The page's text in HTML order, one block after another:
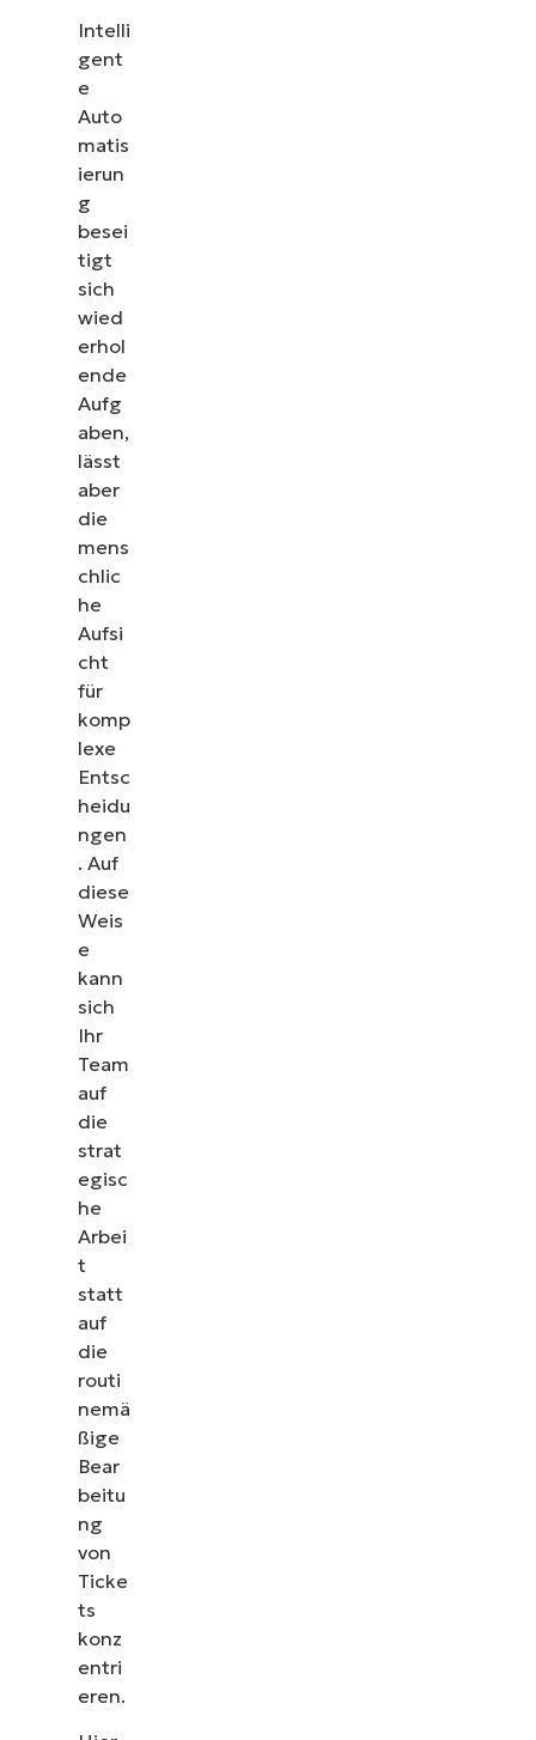
Intelli
gent
e
Auto
matis
ierun
g
besei
tigt
sich
wied
erhol
ende
Aufg
aben,
lässt
aber
die
mens
chlic
he
Aufsi
cht
für
komp
lexe
Entsc
heidu
ngen
. Auf
diese
Weis
e
kann
sich
Ihr
Team
auf
die
strat
egisc
he
Arbei
t
statt
auf
die
routi
nemä
ßige
Bear
beitu
ng
von
Ticke
ts
konz
entri
eren.